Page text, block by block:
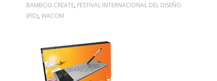
BAMBOO CREATE, FESTIVAL INTERNACIONAL DEL DISEÑO
(FID), WACOM